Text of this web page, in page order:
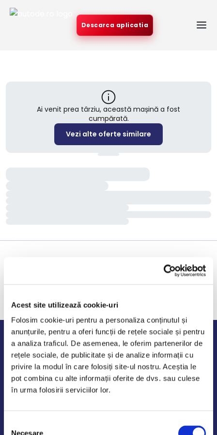
Acest site utilizează cookie-uri
Folosim cookie-uri pentru a personaliza conținutul și
anunțurile, pentru a oferi funcții de rețele sociale și pentru
a analiza traficul. De asemenea, le oferim partenerilor de
rețele sociale, de publicitate și de analize informații cu
privire la modul în care folosiți site-ul nostru. Aceștia le
pot combina cu alte informații oferite de dvs. sau culese
în urma folosirii serviciilor lor.
Necesare
Descarca aplicatia
Ai venit prea târziu, această mașină a fost
cumpărată.
Vezi alte oferte similare
Program de lucru
Luni - Vineri: 09:00-18:00
Sambata - Duminica: 10:00-14:00